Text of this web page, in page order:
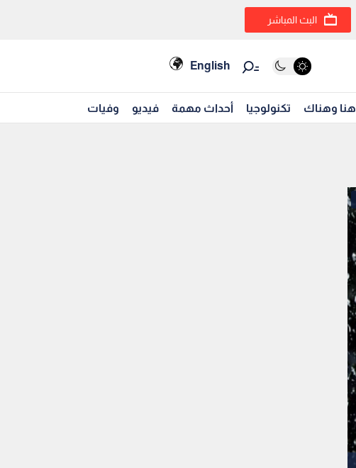
البث المباشر
English
هنا وهناك تكنولوجيا أحداث مهمة فيديو وفيات